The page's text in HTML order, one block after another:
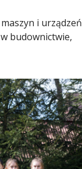
i urządzeń
budownictwie,